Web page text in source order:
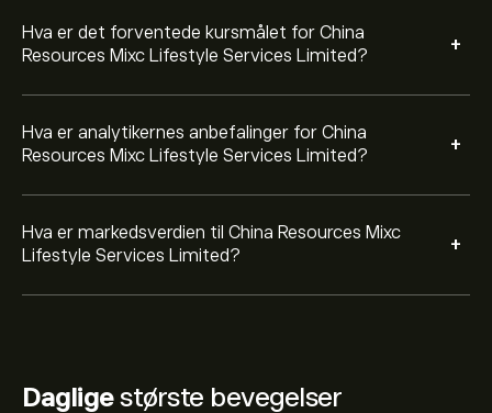
Hva er det forventede kursmålet for China
Resources Mixc Lifestyle Services Limited?
+
Hva er analytikernes anbefalinger for China
Resources Mixc Lifestyle Services Limited?
+
Hva er markedsverdien til China Resources Mixc
Lifestyle Services Limited?
+
Dagligestørste bevegelser